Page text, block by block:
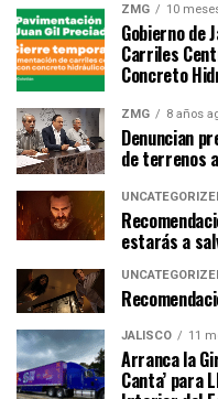
ZMG 10
Gobierno de
Carriles
Concreto
ZMG 8 años
Denuncian
de terrenos
estarás a
JALISCO 11
Arranca la
Canta’ para